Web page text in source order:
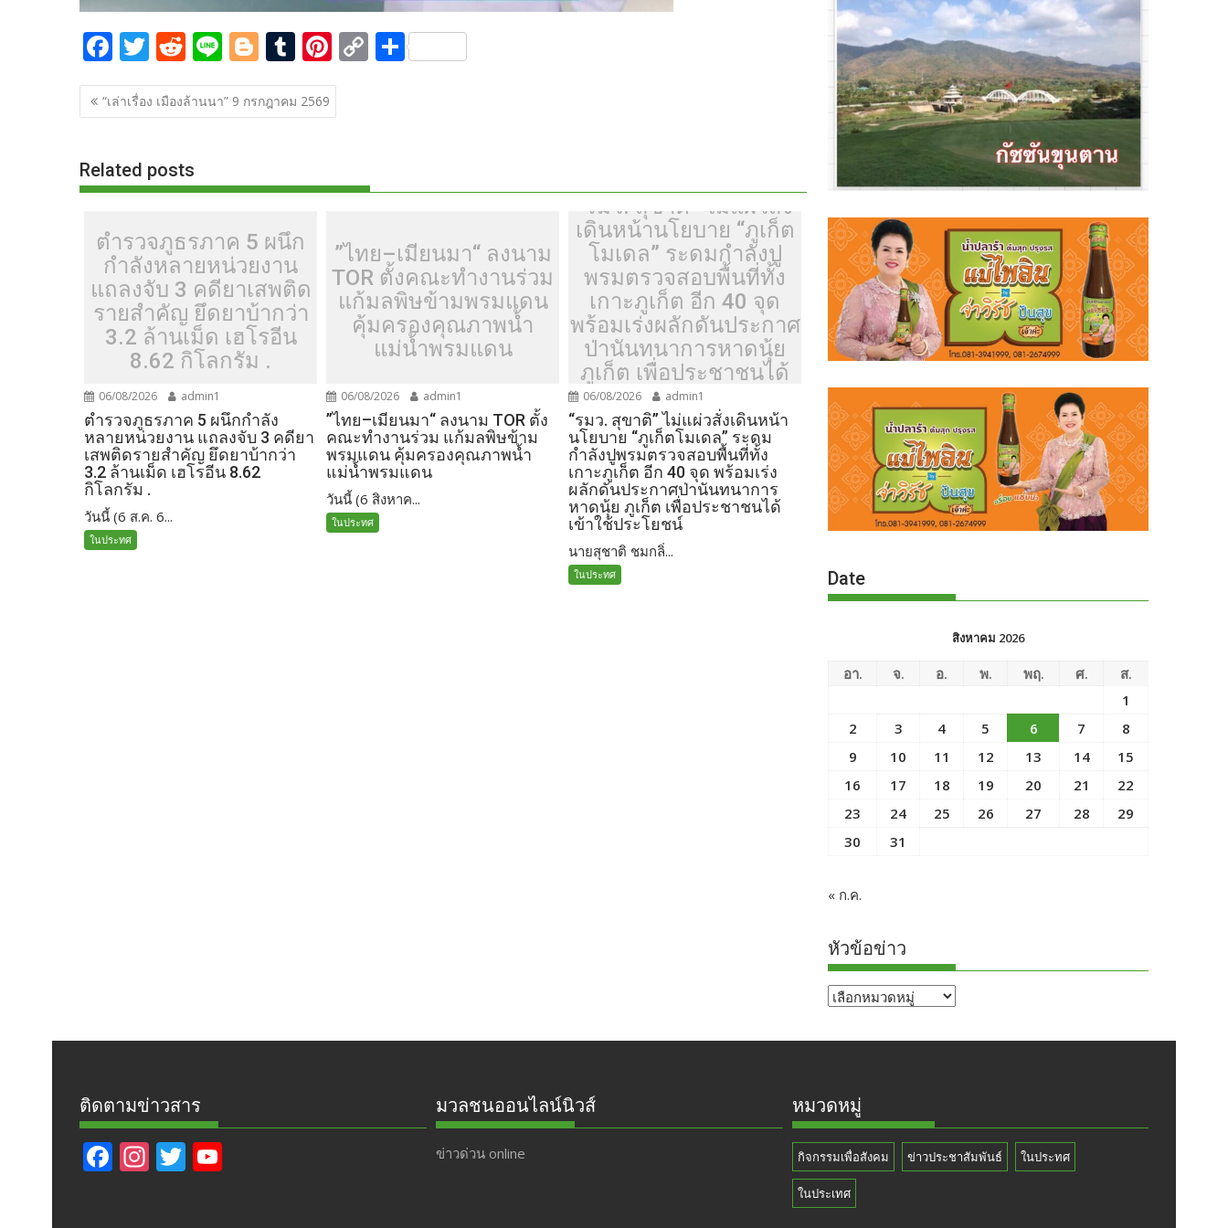
F
ac
e
o
o
T
w
itt
R
e
d
t
Li
n
e
Bl
o
g
T
u
m
Pi
nt
C
o
n
S
h
แนะแนว
เรื่อง
“เล่าเรื่อง เมืองล้านนา” 9 กรกฎาคม 2569
Related posts
ตำรวจภูธรภาค 5 ผนึก
กำลังหลายหน่วยงาน
แถลงจับ 3 คดียาเสพติด
รายสำคัญ ยึดยาบ้ากว่า
3.2 ล้านเม็ด เฮโรอีน
8.62 กิโลกรัม .
06/08/2026 admin1
ตำรวจภูธรภาค 5 ผนึกกำลัง
หลายหน่วยงาน แถลงจับ 3 คดียา
เสพติดรายสำคัญ ยึดยาบ้ากว่า
3.2 ล้านเม็ด เฮโรอีน 8.62
กิโลกรัม .
วันนี้ (6 ส.ค. 6...
ในประทศ
”ไทย–เมียนมา“ ลงนาม
TOR ตั้งคณะทำงานร่วม
แก้มลพิษข้ามพรมแดน
คุ้มครองคุณภาพน้ำ
แม่น้ำพรมแดน
06/08/2026 admin1
”ไทย–เมียนมา“ ลงนาม TOR ตั้ง
คณะทำงานร่วม แก้มลพิษข้าม
พรมแดน คุ้มครองคุณภาพน้ำ
แม่น้ำพรมแดน
วันนี้ (6 สิงหาค...
ในประทศ
“รมว. สุขาติ” ไม่แผ่วสั่ง
เดินหน้านโยบาย “ภูเก็ต
โมเดล” ระดมกำลังปู
พรมตรวจสอบพื้นที่ทั้ง
เกาะภูเก็ต อีก 40 จุด
พร้อมเร่งผลักดันประกาศ
ป่านันทนาการหาดนุ้ย
ภูเก็ต เพื่อประชาชนได้
เข้าใช้ประโยชน์
06/08/2026 admin1
“รมว. สุขาติ” ไม่แผ่วสั่งเดินหน้า
นโยบาย “ภูเก็ตโมเดล” ระดม
กำลังปูพรมตรวจสอบพื้นที่ทั้ง
เกาะภูเก็ต อีก 40 จุด พร้อมเร่ง
ผลักดันประกาศป่านันทนาการ
หาดนุ้ย ภูเก็ต เพื่อประชาชนได้
เข้าใช้ประโยชน์
นายสุชาติ ชมกลิ่...
ในประทศ Date
สิงหาคม 2026
อา. จ. อ. พ. พฤ. ศ.
ส.
1
2
3 4 5 6 7
8
9
10 11 12 13 14
15
16
17 18 19 20 21
22
23
24 25 26 27 28
29
30
31
« ก.ค.
หัวข้อข่าว
หัวข้อ
ติดตามข่าวสาร
F In T
มวลชนออนไลน์นิวส์
ข่าวด่วน online
หมวดหมู่
กิจกรรมเพื่อสังคม ข่าวประชาสัมพันธ์ ในประทศ
ในประเทศ